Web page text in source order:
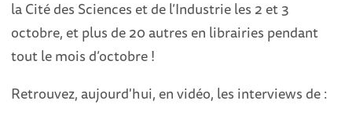
la Cité des Sciences et de l’Industrie les 2 et 3
octobre, et plus de 20 autres en librairies pendant
tout le mois d’octobre !
Retrouvez, aujourd'hui, en vidéo, les interviews de :